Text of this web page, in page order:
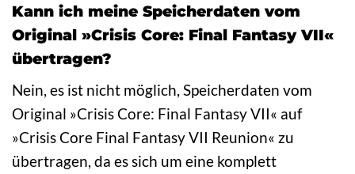
Kann ich meine Speicherdaten vom
Original »Crisis Core: Final Fantasy VII«
übertragen?
Nein, es ist nicht möglich, Speicherdaten vom
Original »Crisis Core: Final Fantasy VII« auf
»Crisis Core Final Fantasy VII Reunion« zu
übertragen, da es sich um eine komplett